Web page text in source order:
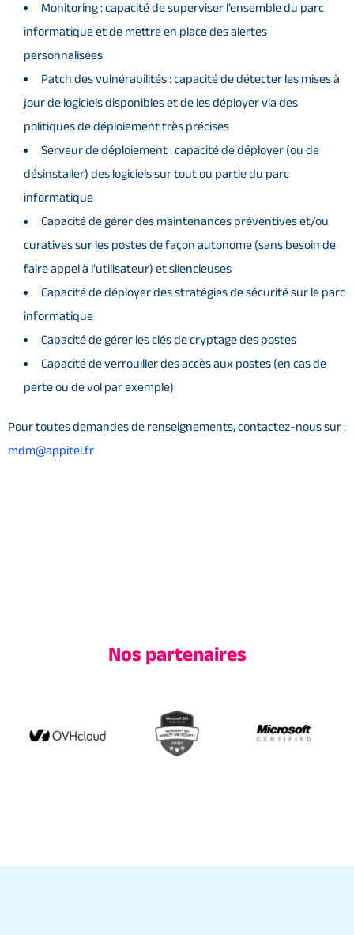
Monitoring : capacité de superviser l’ensemble du parc
informatique et de mettre en place des alertes
personnalisées
Patch des vulnérabilités : capacité de détecter les mises à
jour de logiciels disponibles et de les déployer via des
politiques de déploiement très précises
Serveur de déploiement : capacité de déployer (ou de
désinstaller) des logiciels sur tout ou partie du parc
informatique
Capacité de gérer des maintenances préventives et/ou
curatives sur les postes de façon autonome (sans besoin de
faire appel à l’utilisateur) et sliencieuses
Capacité de déployer des stratégies de sécurité sur le parc
informatique
Capacité de gérer les clés de cryptage des postes
Capacité de verrouiller des accès aux postes (en cas de
perte ou de vol par exemple)
Pour toutes demandes de renseignements, contactez-nous sur :
mdm@appitel.fr
Nos partenaires